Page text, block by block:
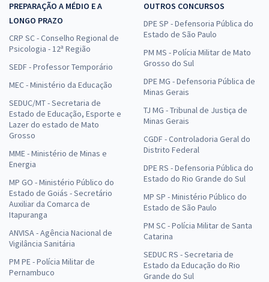
PREPARAÇÃO A MÉDIO E A
LONGO PRAZO
CRP SC - Conselho Regional de
Psicologia - 12ª Região
SEDF - Professor Temporário
MEC - Ministério da Educação
SEDUC/MT - Secretaria de
Estado de Educação, Esporte e
Lazer do estado de Mato
Grosso
MME - Ministério de Minas e
Energia
MP GO - Ministério Público do
Estado de Goiás - Secretário
Auxiliar da Comarca de
Itapuranga
ANVISA - Agência Nacional de
Vigilância Sanitária
PM PE - Polícia Militar de
Pernambuco
OUTROS CONCURSOS
DPE SP - Defensoria Pública do
Estado de São Paulo
PM MS - Polícia Militar de Mato
Grosso do Sul
DPE MG - Defensoria Pública de
Minas Gerais
TJ MG - Tribunal de Justiça de
Minas Gerais
CGDF - Controladoria Geral do
Distrito Federal
DPE RS - Defensoria Pública do
Estado do Rio Grande do Sul
MP SP - Ministério Público do
Estado de São Paulo
PM SC - Polícia Militar de Santa
Catarina
SEDUC RS - Secretaria de
Estado da Educação do Rio
Grande do Sul